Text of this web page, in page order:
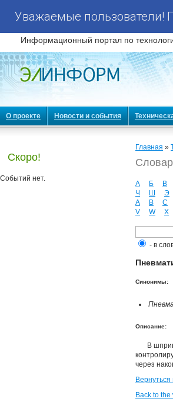
Уважаемые пользователи!
Информационный портал по
О проекте Новости и события
Скоро!
Событий нет.
Главная »
А Б В
Ч
Ш Э
A
B C
V
W X
- в
Синонимы:
Описание:
В
через
Вернуться
Back to